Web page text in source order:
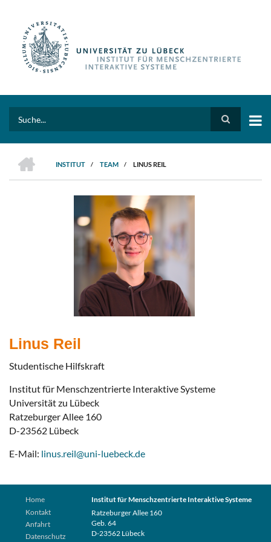
PFADNAVIGATION
INSTITUT
/ TEAM / LINUS REIL
Linus Reil
Studentische Hilfskraft
Institut für Menschzentrierte Interaktive Systeme
Universität zu Lübeck
Ratzeburger Allee 160
D-23562 Lübeck
E-Mail: linus.reil@uni-luebeck.de
Home
Kontakt
Anfahrt
Datenschutz
Institut für Menschzentrierte Interaktive Systeme
Ratzeburger Allee 160
Geb. 64
D-23562 Lübeck